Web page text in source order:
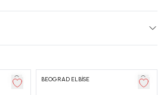
BEOGRAD ELBİSE